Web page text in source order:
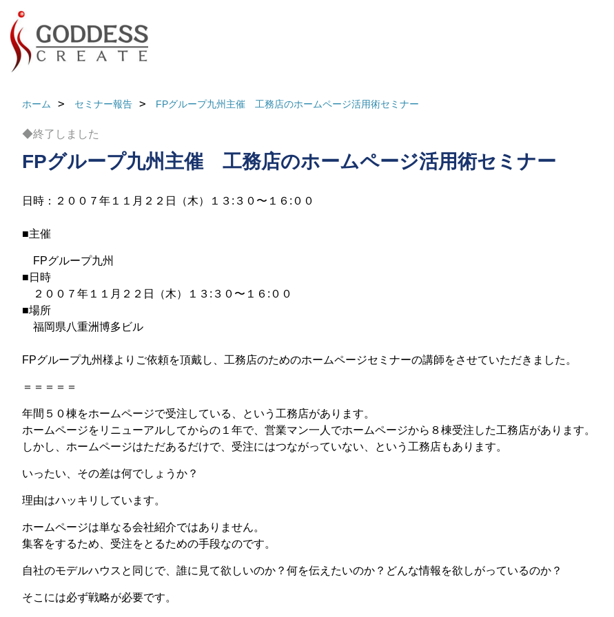
ホーム セミナー報告 FPグループ九州主催 工務店のホームページ活用術セミナー
◆終了しました
FPグループ九州主催 工務店のホームページ活用術セミナー
日時：２００７年１１月２２日（木）１３:３０〜１６:００
■主催
FPグループ九州
■日時
２００７年１１月２２日（木）１３:３０〜１６:００
■場所
福岡県八重洲博多ビル
FPグループ九州様よりご依頼を頂戴し、工務店のためのホームページセミナーの講師をさせていただきました。
＝＝＝＝＝
年間５０棟をホームページで受注している、という工務店があります。
ホームページをリニューアルしてからの１年で、営業マン一人でホームページから８棟受注した工務店があります。
しかし、ホームページはただあるだけで、受注にはつながっていない、という工務店もあります。
いったい、その差は何でしょうか？
理由はハッキリしています。
ホームページは単なる会社紹介ではありません。
集客をするため、受注をとるための手段なのです。
自社のモデルハウスと同じで、誰に見て欲しいのか？何を伝えたいのか？どんな情報を欲しがっているのか？
そこには必ず戦略が必要です。